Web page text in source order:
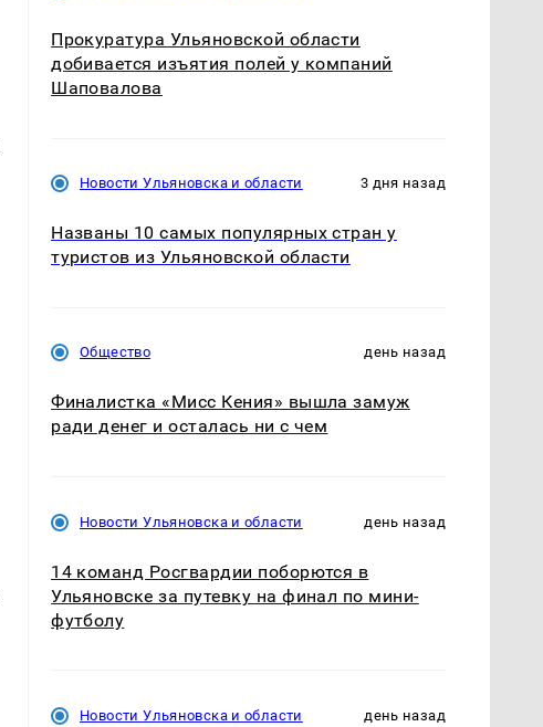
Прокуратура Ульяновской области
добивается изъятия полей у компаний
Шаповалова
Новости Ульяновска и области 3 дня назад
Названы 10 самых популярных стран у
туристов из Ульяновской области
Общество день назад
Финалистка «Мисс Кения» вышла замуж
ради денег и осталась ни с чем
Новости Ульяновска и области день назад
14 команд Росгвардии поборются в
Ульяновске за путевку на финал по мини-
футболу
Новости Ульяновска и области день назад